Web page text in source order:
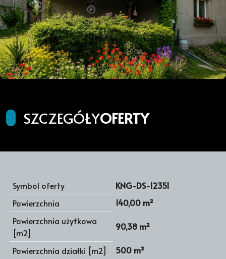
SZCZEGÓŁYOFERTY
Symbol oferty
KNG-DS-12351
Powierzchnia
140,00 m²
Powierzchnia użytkowa
[m2]
90,38 m²
Powierzchnia działki [m2]
500 m²